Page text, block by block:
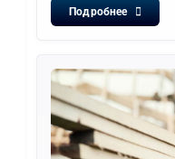
Подробнее